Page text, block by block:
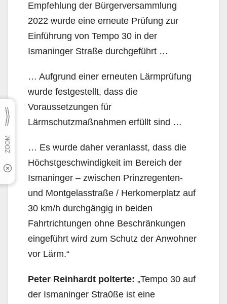
Empfehlung der Bürgerversammlung
2022 wurde eine erneute Prüfung zur
Einführung von Tempo 30 in der
Ismaninger Straße durchgeführt …
… Aufgrund einer erneuten Lärmprüfung
wurde festgestellt, dass die
Voraussetzungen für
Lärmschutzmaßnahmen erfüllt sind …
… Es wurde daher veranlasst, dass die
Höchstgeschwindigkeit im Bereich der
Ismaninger – zwischen Prinzregenten-
und Montgelasstraße / Herkomerplatz auf
30 km/h durchgängig in beiden
Fahrtrichtungen ohne Beschränkungen
eingeführt wird zum Schutz der Anwohner
vor Lärm.“
Peter Reinhardt polterte: „Tempo 30 auf
der Ismaninger Stra0ße ist eine